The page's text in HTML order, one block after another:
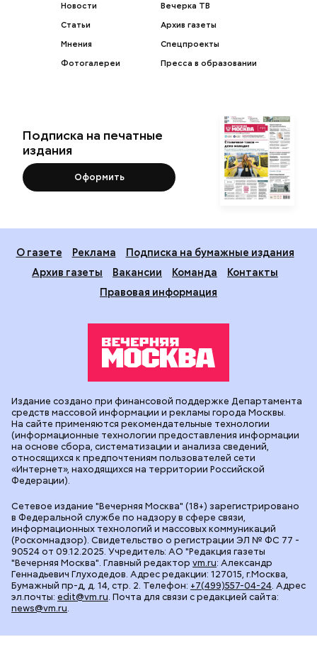
Новости
Статьи
Мнения
Фотогалереи
Вечерка ТВ
Архив газеты
Спецпроекты
Пресса в образовании
Подписка на печатные
издания
Оформить
О газете Реклама
Подписка на бумажные издания
Архив газеты
Вакансии Команда
Контакты
Правовая информация
Сетевое издание "Вечерняя Москва" (18+) зарегистрировано
в Федеральной службе по надзору в сфере связи,
информационных технологий и массовых коммуникаций
(Роскомнадзор). Свидетельство о регистрации ЭЛ № ФС 77 -
90524 от 09.12.2025. Учредитель: АО "Редакция газеты
"Вечерняя Москва". Главный редактор vm.ru: Александр
Геннадьевич Глуходедов. Адрес редакции: 127015, г.Москва,
Бумажный пр-д, д. 14, стр. 2. Телефон: +7(499)557-04-24. Адрес
эл.почты: edit@vm.ru. Почта для связи с редакцией сайта:
news@vm.ru.
Издание создано при финансовой поддержке Департамента
средств массовой информации и рекламы города Москвы.
На сайте применяются рекомендательные технологии
(информационные технологии предоставления информации
на основе сбора, систематизации и анализа сведений,
относящихся к предпочтениям пользователей сети
«Интернет», находящихся на территории Российской
Федерации).